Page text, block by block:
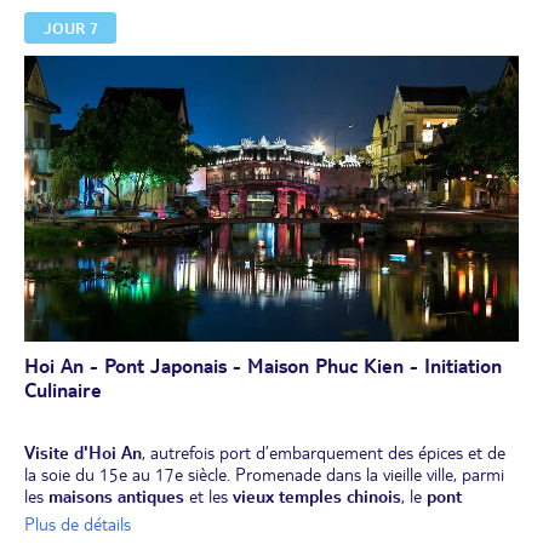
Envol de Hanoï pour Da Nang (1h). Route vers
patrimoine mondial de l'UNESCO. La ville abrite des temples et des
pagodes, des maisons à colonnades dans son quartier français
ainsi qu'un vieux pont japonais couvert datant de 1593.
Dîner et installation pour 2 nuits à Hoi An.
JOUR 7
Hoi An - Pont Japonais - Maison Phuc Kien - Initiation
Culinaire
Visite d'Hoi An, autrefois port d’embarquement des épices et de
la soie du 15e au 17e siècle. Promenade dans la vieille ville, parmi
les maisons antiques et les vieux temples chinois, le pont
japonaiscouvert et la
Plus de détails